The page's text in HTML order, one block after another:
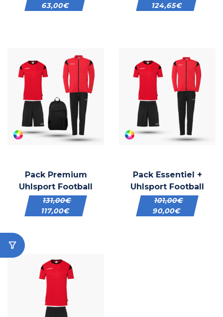
63,00€
124,65€
Pack Premium
Uhlsport Football
131,00€
117,00€
Pack Essentiel +
Uhlsport Football
101,00€
90,00€